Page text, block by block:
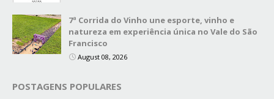
7ª Corrida do Vinho une esporte, vinho e
natureza em experiência única no Vale do São
Francisco
August 08, 2026
POSTAGENS POPULARES